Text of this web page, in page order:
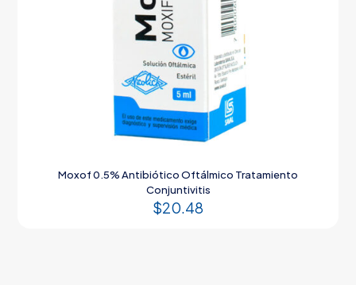
Moxof 0.5% Antibiótico Oftálmico Tratamiento
Conjuntivitis
$20.48